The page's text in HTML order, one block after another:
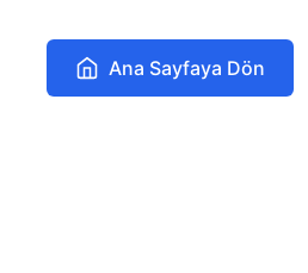
Ana Sayfaya Dön